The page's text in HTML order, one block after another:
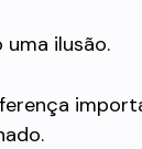
ilusão.